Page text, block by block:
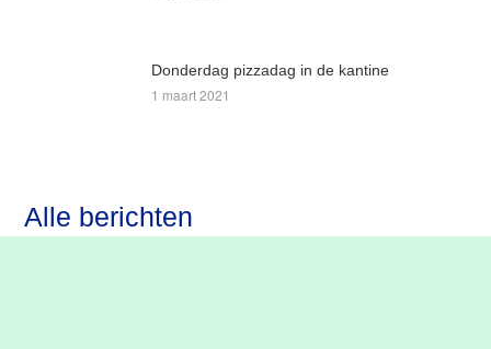
Donderdag pizzadag in de kantine
1 maart 2021
Alle berichten